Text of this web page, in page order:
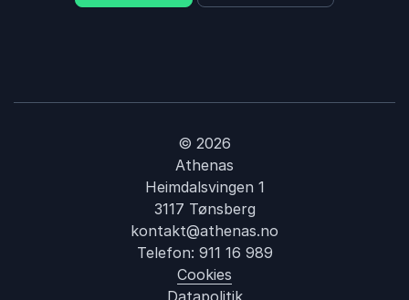
© 2026
Athenas
Heimdalsvingen 1
3117 Tønsberg
kontakt@athenas.no
Telefon: 911 16 989
Cookies
Datapolitik